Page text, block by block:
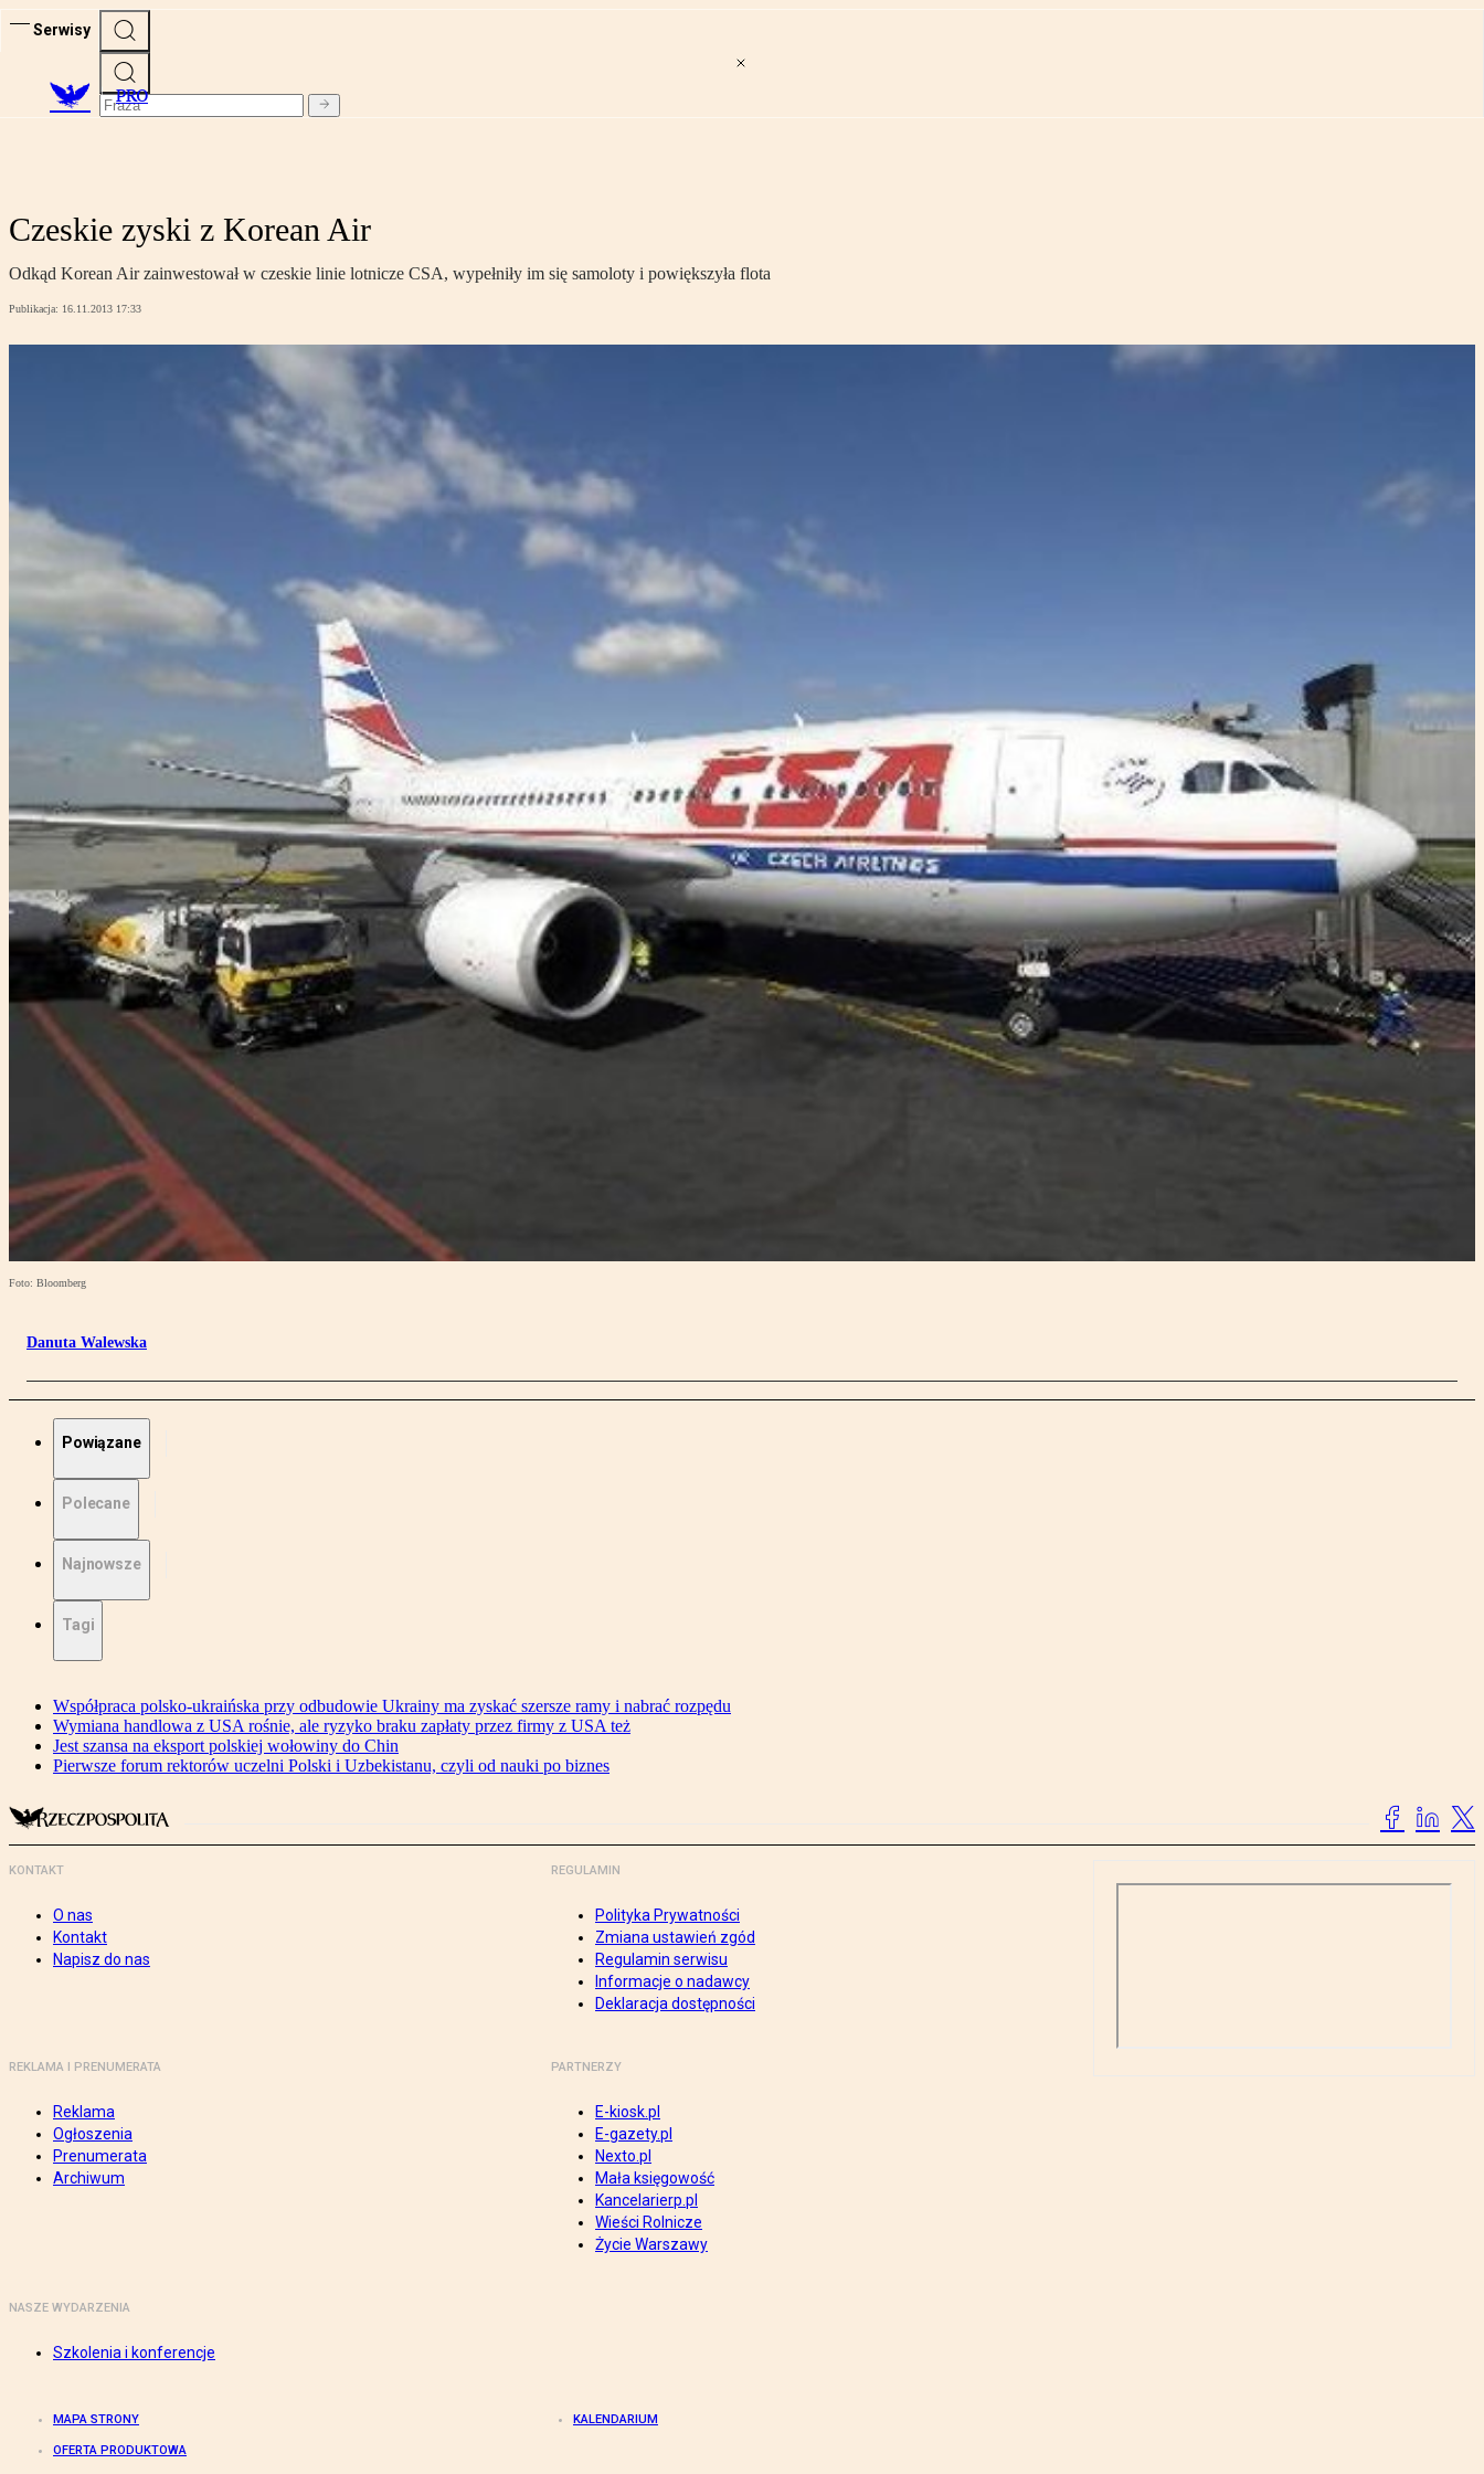
Serwisy
PRO
Czeskie zyski z Korean Air
Odkąd Korean Air zainwestował w czeskie linie lotnicze CSA, wypełniły im się samoloty i powiększyła flota
Publikacja: 16.11.2013 17:33
Foto: Bloomberg
Danuta Walewska
Powiązane
Polecane
Najnowsze
Tagi
Współpraca polsko-ukraińska przy odbudowie Ukrainy ma zyskać szersze ramy i nabrać rozpędu
Wymiana handlowa z USA rośnie, ale ryzyko braku zapłaty przez firmy z USA też
Jest szansa na eksport polskiej wołowiny do Chin
Pierwsze forum rektorów uczelni Polski i Uzbekistanu, czyli od nauki po biznes
KONTAKT
O nas
Kontakt
Napisz do nas
REGULAMIN
Polityka Prywatności
Zmiana ustawień zgód
Regulamin serwisu
Informacje o nadawcy
Deklaracja dostępności
REKLAMA I PRENUMERATA
Reklama
Ogłoszenia
Prenumerata
Archiwum
PARTNERZY
E-kiosk.pl
E-gazety.pl
Nexto.pl
Mała księgowość
Kancelarierp.pl
Wieści Rolnicze
Życie Warszawy
NASZE WYDARZENIA
Szkolenia i konferencje
MAPA STRONY KALENDARIUM
OFERTA PRODUKTOWA